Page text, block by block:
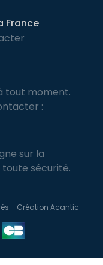
France
tout moment.
:
sur la
toute sécurité.
- Création Acantic